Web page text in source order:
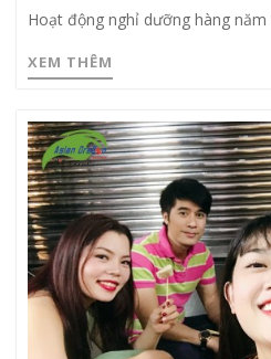
Hoạt động nghỉ dưỡng hàng
XEM THÊM